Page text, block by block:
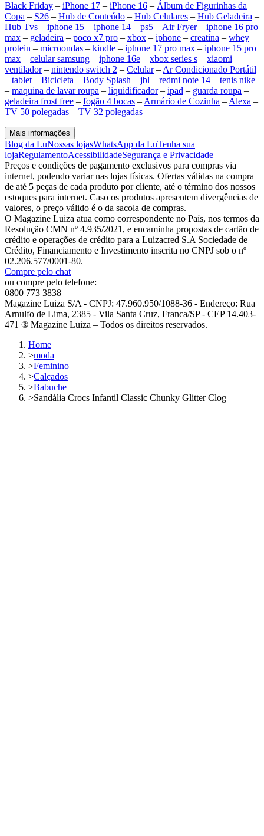
Black Friday – iPhone 17 – iPhone 16 – Álbum de Figurinhas da
Copa – S26 – Hub de Conteúdo – Hub Celulares – Hub Geladeira –
Hub Tvs – iphone 15 – iphone 14 – ps5 –Air Fryer– iphone 16 pro
max – geladeira – poco x7 pro – xbox – iphone – creatina – whey
protein – microondas – kindle – iphone 17 pro max – iphone 15 pro
max – celular samsung – iphone 16e – xbox series s – xiaomi –
ventilador– nintendo switch 2 – Celular–Ar Condicionado Portátil
– tablet– Bicicleta – Body Splash – jbl – redmi note 14 – tenis nike
– maquina de lavar roupa – liquidificador– ipad – guarda roupa –
geladeira frost free – fogão 4 bocas –Armário de Cozinha –Alexa –
TV 50 polegadas – TV 32 polegadas
Mais informações
Blog da LuNossas lojasWhatsApp da LuTenha sua
lojaRegulamentoAcessibilidadeSegurança e Privacidade
Preços e condições de pagamento exclusivos para compras via
internet, podendo variar nas lojas físicas. Ofertas válidas na compra
de até 5 peças de cada produto por cliente, até o término dos nossos
estoques para internet. Caso os produtos apresentem divergências de
valores, o preço válido é o da sacola de compras.
O Magazine Luiza atua como correspondente no País, nos termos da
Resolução CMN nº 4.935/2021, e encaminha propostas de cartão de
crédito e operações de crédito para a Luizacred S.A Sociedade de
Crédito, Financiamento e Investimento inscrita no CNPJ sob o nº
02.206.577/0001-80.
Compre pelo chat
ou compre pelo telefone:
0800 773 3838
Magazine Luiza S/A - CNPJ: 47.960.950/1088-36 - Endereço: Rua
Arnulfo de Lima, 2385 - Vila Santa Cruz, Franca/SP - CEP 14.403-
471 ® Magazine Luiza – Todos os direitos reservados.
Home
>moda
>Feminino
>Calçados
>Babuche
>Sandália Crocs Infantil Classic Chunky Glitter Clog